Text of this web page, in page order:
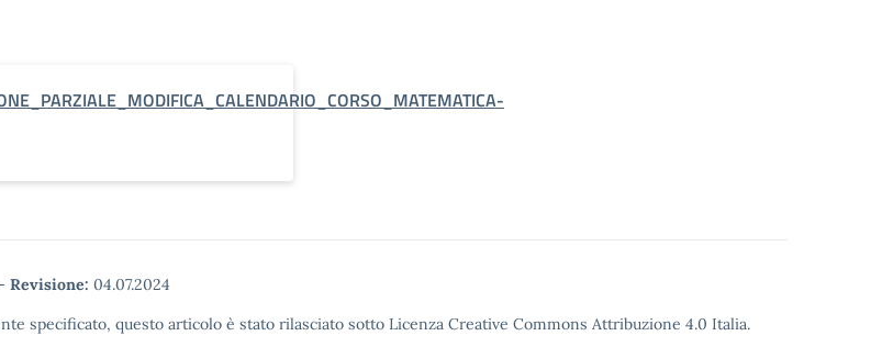
- Revisione: 04.07.2024
specificato, questo articolo è stato rilasciato sotto Licenza Creative Commons Attribuzione 4.0 Italia.